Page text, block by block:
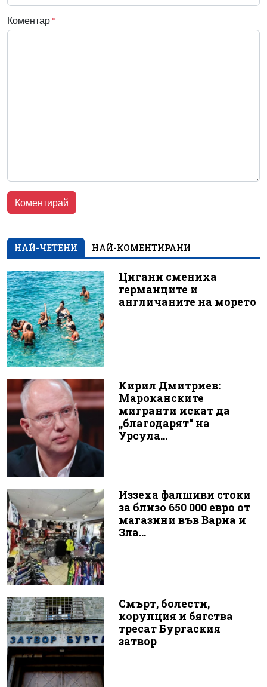
Коментар *
НАЙ-ЧЕТЕНИ НАЙ-КОМЕНТИРАНИ
Цигани смениха
германците и
англичаните на морето
Кирил Дмитриев:
Мароканските
мигранти искат да
„благодарят“ на
Урсула...
Иззеха фалшиви стоки
за близо 650 000 евро от
магазини във Варна и
Зла...
Смърт, болести,
корупция и бягства
тресат Бургаския
затвор